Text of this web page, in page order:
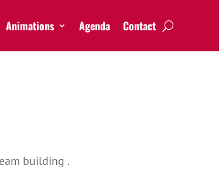
Animations Agenda Contact
building .